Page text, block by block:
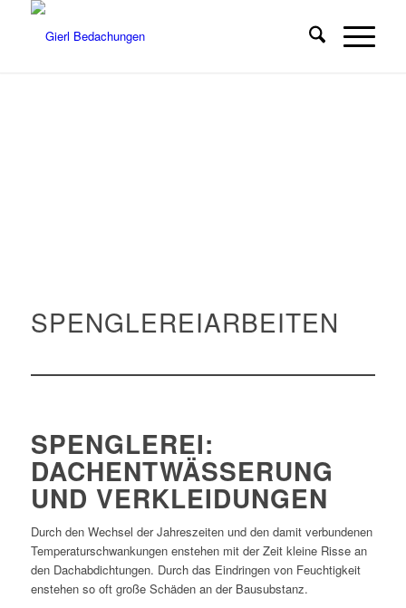
SPENGLEREIARBEITEN
SPENGLEREI:
DACHENTWÄSSERUNG
UND VERKLEIDUNGEN
Durch den Wechsel der Jahreszeiten und den damit verbundenen
Temperaturschwankungen enstehen mit der Zeit kleine Risse an
den Dachabdichtungen. Durch das Eindringen von Feuchtigkeit
enstehen so oft große Schäden an der Bausubstanz.